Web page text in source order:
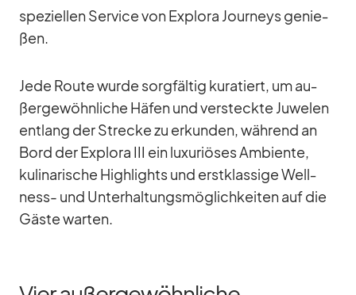
spe­zi­el­len Ser­vice von Ex­plora Jour­neys ge­nie­
ßen.
Jede Route wurde sorg­fäl­tig ku­ra­tiert, um au­
ßer­ge­wöhn­li­che Hä­fen und ver­steckte Ju­we­len
ent­lang der Stre­cke zu er­kun­den, wäh­rend an
Bord der Ex­plora III ein lu­xu­riö­ses Am­bi­ente,
ku­li­na­ri­sche High­lights und erst­klas­sige Well­
ness- und Un­ter­hal­tungs­mög­lich­kei­ten auf die
Gäste war­ten.